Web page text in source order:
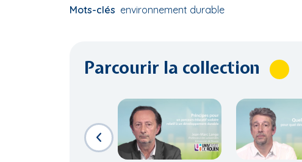
Mots-clés environnement durable
Parcourir la collection